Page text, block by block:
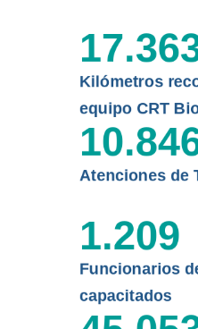
Leer
Kilómetros
equipo CRT
Atenciones de
Funcionarios
capacitados
1.209